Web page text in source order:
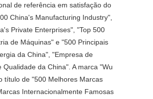
de referência em satisfação do
China's Manufacturing Industry",
Private Enterprises", "Top 500
de Máquinas" e "500 Principais
da China", "Empresa de
Qualidade da China". A marca "Wu
título de "500 Melhores Marcas
Internacionalmente Famosas